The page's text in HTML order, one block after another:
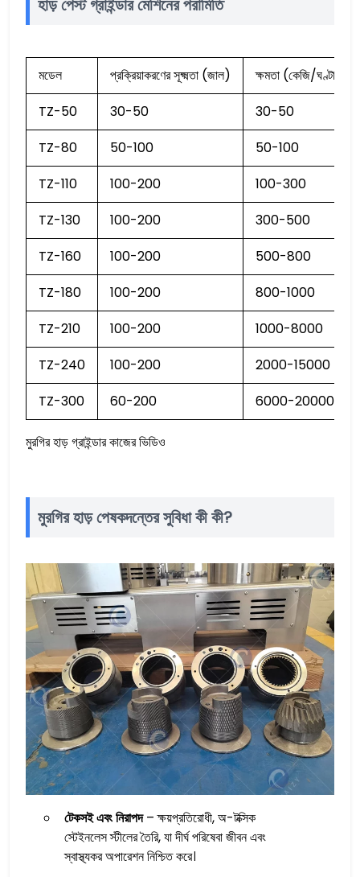
হাড় পেস্ট গ্রাইন্ডার মেশিনের পরামিতি
মডেল প্রক্রিয়াকরণের সূক্ষ্মতা (জাল)
ক্ষমতা (কেজি/ঘণ্টা)
TZ-50
30-50
30-50
TZ-80
50-100
50-100
TZ-110
100-200
100-300
TZ-130
100-200
300-500
TZ-160
100-200
500-800
TZ-180
100-200
800-1000
TZ-210
100-200
1000-8000
TZ-240
100-200
2000-15000
TZ-300
60-200 6000-20000
মুরগির হাড় গ্রাইন্ডার কাজের ভিডিও
মুরগির হাড় পেষকদন্তের সুবিধা কী কী?
টেকসই এবং নিরাপদ– ক্ষয়প্রতিরোধী, অ-টক্সিক
স্টেইনলেস স্টীলের তৈরি, যা দীর্ঘ পরিষেবা জীবন এবং
স্বাস্থ্যকর অপারেশন নিশ্চিত করে।